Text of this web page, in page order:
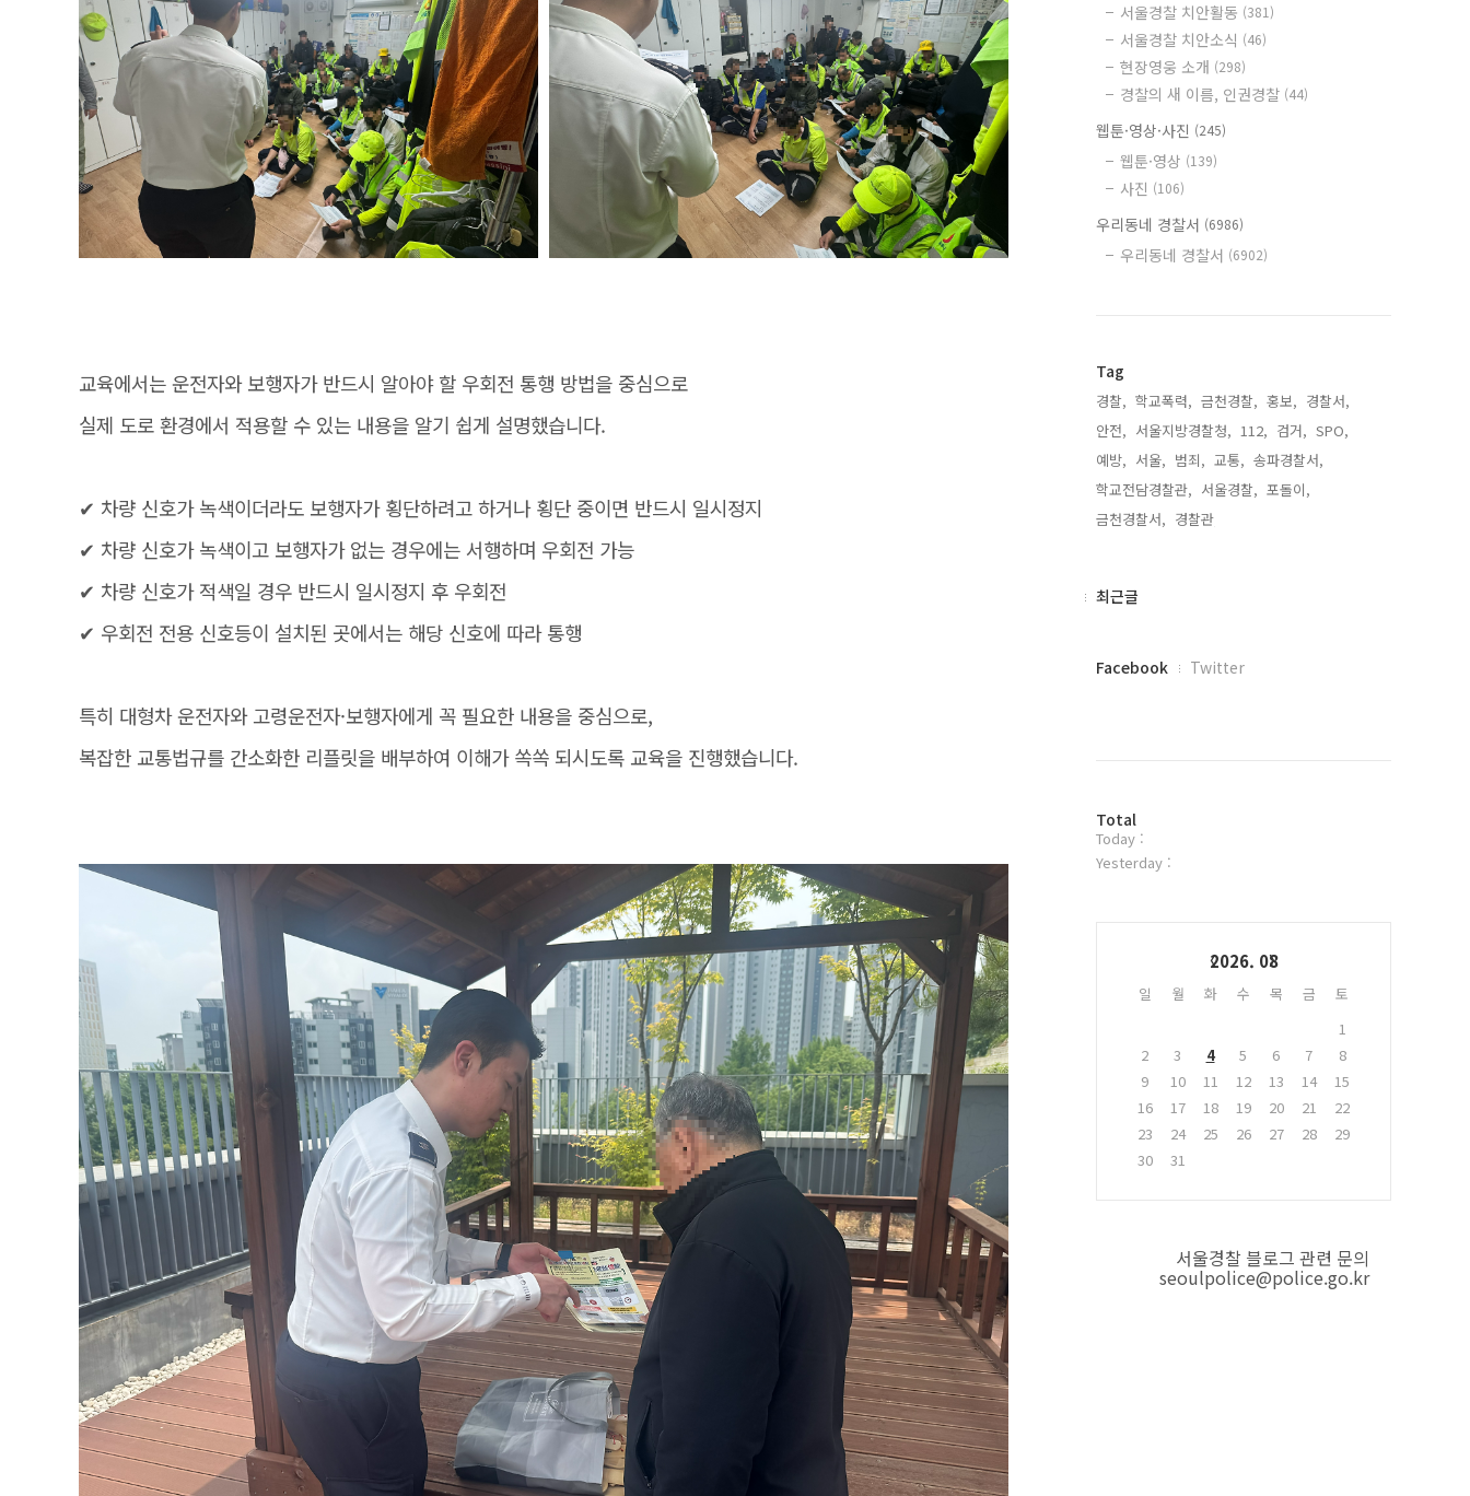
교육에서는 운전자와 보행자가 반드시 알아야 할 우회전 통행 방법을 중심으로
실제 도로 환경에서 적용할 수 있는 내용을 알기 쉽게 설명했습니다.
✔ 차량 신호가 녹색이더라도 보행자가 횡단하려고 하거나 횡단 중이면 반드시 일시정지
✔ 차량 신호가 녹색이고 보행자가 없는 경우에는 서행하며 우회전 가능
✔ 차량 신호가 적색일 경우 반드시 일시정지 후 우회전
✔ 우회전 전용 신호등이 설치된 곳에서는 해당 신호에 따라 통행
특히 대형차 운전자와 고령운전자·보행자에게 꼭 필요한 내용을 중심으로,
복잡한 교통법규를 간소화한 리플릿을 배부하여 이해가 쏙쏙 되시도록 교육을 진행했습니다.
서울경찰 치안활동 (381)
서울경찰 치안소식 (46)
현장영웅 소개 (298)
경찰의 새 이름, 인권경찰 (44)
웹툰·영상·사진 (245)
웹툰·영상 (139)
사진 (106)
우리동네 경찰서 (6986)
우리동네 경찰서 (6902)
Tag
경찰, 학교폭력, 금천경찰, 홍보, 경찰서,
안전, 서울지방경찰청, 112, 검거, SPO,
예방, 서울, 범죄, 교통, 송파경찰서,
학교전담경찰관, 서울경찰, 포돌이,
금천경찰서, 경찰관,
최
최근글
페
플
러
그
Facebook Twitter
방
문
자
Total
Today :
Yesterday :
2026. 08
일 월 화 수 목 금
토
1
2
3 4 5 6 7
8
9
10 11 12 13 14
15
16
17 18 19 20 21
22
23
24 25 26 27 28
29
30
31
서울경찰 블로그 관련 문의
seoulpolice@police.go.kr